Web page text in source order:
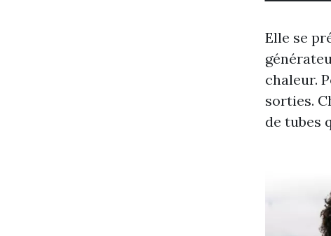
Elle se
chaleur.
sorties.
de tubes